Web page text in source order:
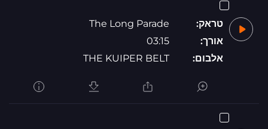
טראק:
The Long Parade
אורך:
03:15
אלבום:
THE KUIPER BELT